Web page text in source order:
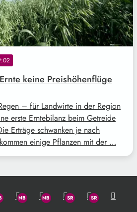
keine Preishöhenflüge
– für Landwirte in der Region
erste Erntebilanz beim Getreide
Erträge schwanken je nach
einige Pflanzen mit der …